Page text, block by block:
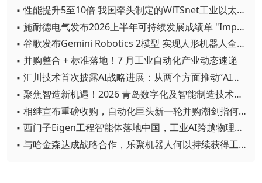
▪ 性能提升5至10倍 我国牵头制定的WiTSnet工业以太网国际标准正式发布
▪ 施耐德电气发布2026上半年可持续发展成绩单 "Impact 2030"路线图开局稳健
▪ 谷歌发布Gemini Robotics 2模型 实现人形机器人全身智能控制突破
▪ 并购整合 + 标准落地！7 月工业自动化产业动态速递
▪ 汇川技术首次披露AI战略进展：从两个方面推动“AI业务化”落地
▪ 聚焦智造新机遇！2026 青岛数字化及智能制造技术论坛圆满落幕
▪ 相继宣布重磅收购，自动化巨头新一轮并购潮剑指何方？
▪ 西门子Eigen工程智能体落地中国，工业AI跨越物理世界“确定性”拐点
▪ 与哈金森达成战略合作，乐聚机器人何以持续获得工业巨头青睐？